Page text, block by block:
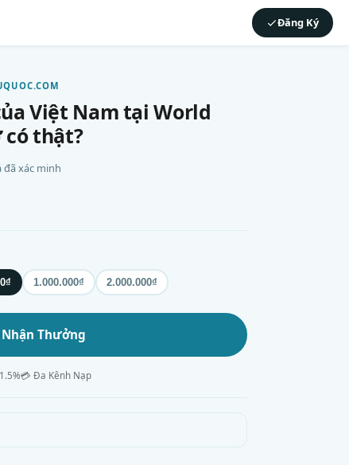
Đăng Ký
Việt Nam tại World
có thật?
đã xác minh
1.000.000₫ 2.000.000₫
Nhận Thưởng
💳 Đa Kênh Nạp